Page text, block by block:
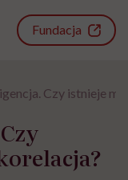
Fundacja
Czy istnieje